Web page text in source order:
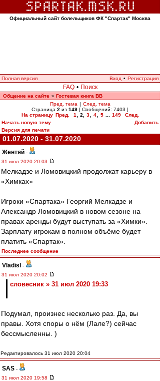
Официальный сайт болельщиков ФК "Спартак" Москва
Полная версия Вход • Регистрация
FAQ • Поиск
Общение на сайте » Гостевая книга ВВ
Пред. тема | След. тема
Страница 2 из 149 [ Сообщений: 7403 ]
На страницу Пред. 1 2 3 4 5 149
След.
Начать новую тему
Добавить
Версия для печати
01.07.2020 - 31.07.2020
Жентяй -
31 июл 2020 20:03
Мелкадзе и Ломовицкий продолжат карьеру в
«Химках»
Игроки «Спартака» Георгий Мелкадзе и
Александр Ломовицкий в новом сезоне на
правах аренды будут выступать за «Химки».
Зарплату игрокам в полном объёме будет
платить «Спартак».
Последнее сообщение
Vladisl
-
31 июл 2020 20:02
словесник » 31 июл 2020 19:33
Подумал, произнес несколько раз. Да, вы
правы. Хотя споры о нём (Лале?) сейчас
бессмысленны. )
Редактировалось 31 июл 2020 20:04
SAS -
31 июл 2020 19:58